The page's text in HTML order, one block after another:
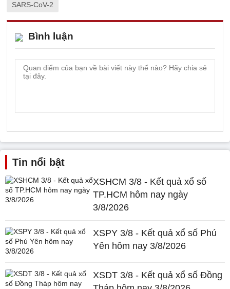
SARS-CoV-2
Bình luận
Tin nổi bật
XSHCM 3/8 - Kết quả xổ số
TP.HCM hôm nay ngày
3/8/2026
XSPY 3/8 - Kết quả xổ số Phú
Yên hôm nay 3/8/2026
XSDT 3/8 - Kết quả xổ số Đồng